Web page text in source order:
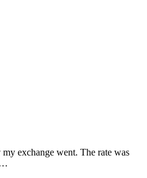
exchange went. The rate was